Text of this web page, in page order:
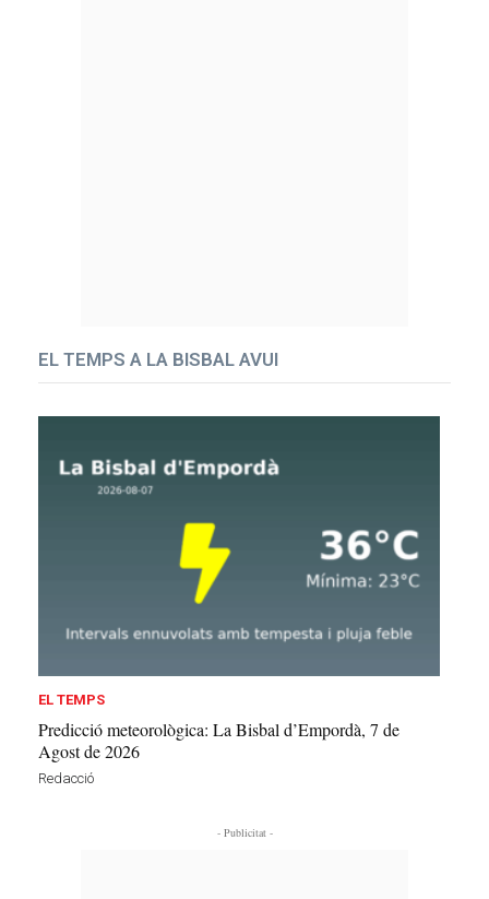
EL TEMPS A LA BISBAL AVUI
EL TEMPS
Predicció meteorològica: La Bisbal d’Empordà, 7 de
Agost de 2026
Redacció
- Publicitat -